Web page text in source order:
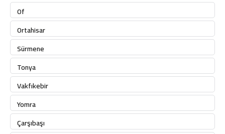
Of
Ortahisar
Sürmene
Tonya
Vakfıkebir
Yomra
Çarşıbaşı